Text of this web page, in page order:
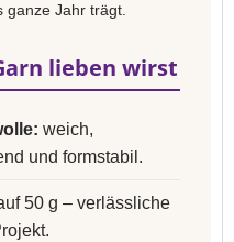
ganze Jahr trägt.
lieben wirst
weich,
und formstabil.
50 g – verlässliche